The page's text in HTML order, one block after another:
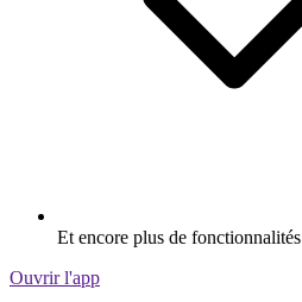
Et encore plus de fonctionnalités
Ouvrir l'app